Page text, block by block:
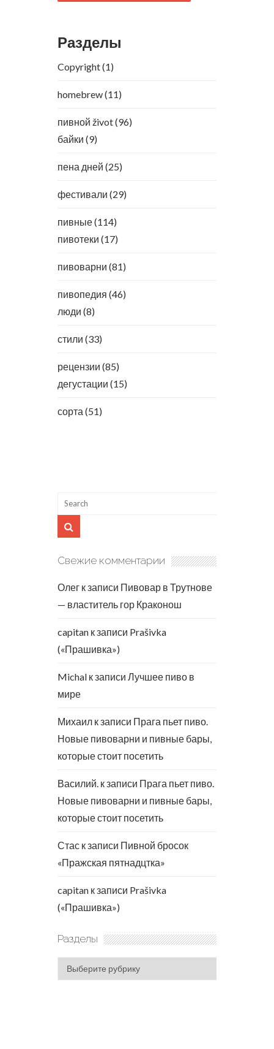
Разделы
Copyright(1)
homebrew(11)
пивной život(96)
байки (9)
пена дней (25)
фестивали (29)
пивные(114)
пивотеки (17)
пивоварни (81)
пивопедия (46)
люди (8)
стили (33)
рецензии (85)
дегустации (15)
сорта (51)
Свежие комментарии
Олег к записи Пивовар в Трутнове
— властитель гор Краконош
capitan к записи Prašivka
(«Прашивка»)
Michal к записи Лучшее пиво в
мире
Михаил к записи Прага пьет пиво.
Новые пивоварни и пивные бары,
которые стоит посетить
Василий. к записи Прага пьет пиво.
Новые пивоварни и пивные бары,
которые стоит посетить
Стас к записи Пивной бросок
«Пражская пятнадцтка»
capitan к записи Prašivka
(«Прашивка»)
Разделы
Разделы